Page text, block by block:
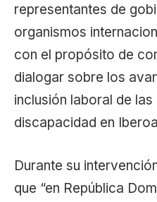
representantes de
organismos
con el propósito de
dialogar sobre los
inclusión laboral de
discapacidad en
Durante su
que “en República